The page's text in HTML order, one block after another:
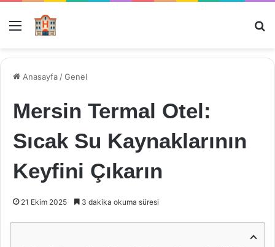
Menü
Anasayfa /Genel
Mersin Termal Otel:
Sıcak Su Kaynaklarının
Keyfini Çıkarın
21 Ekim 2025 3 dakika okuma süresi